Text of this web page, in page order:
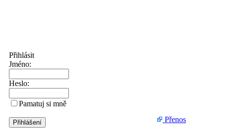
Přihlásit
Jméno:
Heslo:
Pamatuj si mně
Přenos